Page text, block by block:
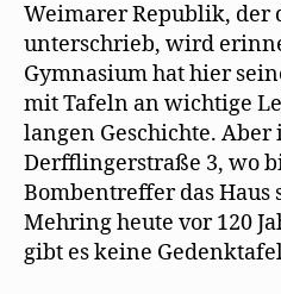
Weimarer Republik, der
unterschrieb, wird
Gymnasium hat hier
mit Tafeln an wichtige
langen Geschichte. Aber
Derfflingerstraße 3, wo
Bombentreffer das Haus
Mehring heute vor 120
gibt es keine